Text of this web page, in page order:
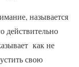
называется
действительно
как не
свою